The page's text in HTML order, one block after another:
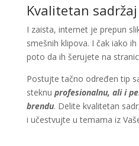
Kvalitetan sadržaj
I zaista, internet je prepun
smešnih klipova. I čak iako
poto da ih šerujete na
Postujte tačno određen tip
steknu profesionalnu, ali i
brendu. Delite kvalitetan
i učestvujte u temama iz